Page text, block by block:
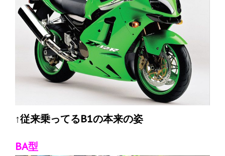
↑従来乗ってるB1の本来の姿
BA型